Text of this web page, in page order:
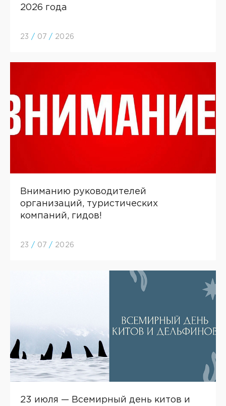
2026 года
23 / 07 / 2026
Вниманию руководителей
организаций, туристических
компаний, гидов!
23 / 07 / 2026
23 июля — Всемирный день китов и